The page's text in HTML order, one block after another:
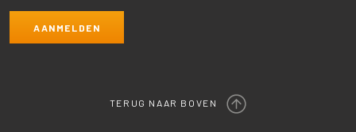
TERUG NAAR BOVEN